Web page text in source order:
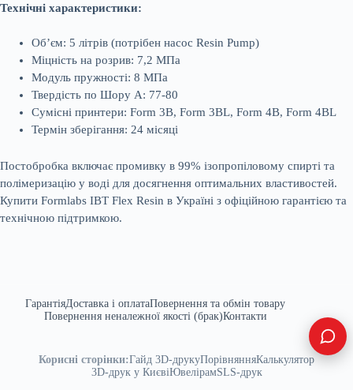
Технічні характеристики:
Об’єм: 5 літрів (потрібен насос Resin Pump)
Міцність на розрив: 7,2 МПа
Модуль пружності: 8 МПа
Твердість по Шору А: 77-80
Сумісні принтери: Form 3B, Form 3BL, Form 4B, Form 4BL
Термін зберігання: 24 місяці
Постобробка включає промивку в 99% ізопропіловому спирті та
полімеризацію у воді для досягнення оптимальних властивостей.
Купити Formlabs IBT Flex Resin в Україні з офіційною гарантією та
технічною підтримкою.
ГарантіяДоставка і оплатаПовернення та обмін товару
Повернення неналежної якості (брак)Контакти
Корисні сторінки:Гайд 3D-друкуПорівнянняКалькулятор
3D-друк у КиєвіЮвелірамSLS-друк